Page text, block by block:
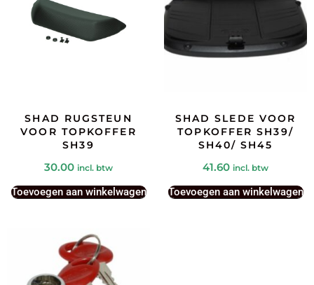
SHAD RUGSTEUN
VOOR TOPKOFFER
SH39
30.00 incl. btw
Toevoegen aan winkelwagen
SHAD SLEDE VOOR
TOPKOFFER SH39/
SH40/ SH45
41.60 incl. btw
Toevoegen aan winkelwagen